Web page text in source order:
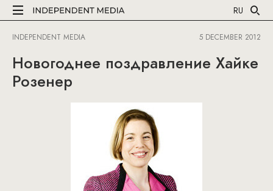
RU
INDEPENDENT MEDIA 5 DECEMBER 2012
Новогоднее поздравление Хайке
Розенер